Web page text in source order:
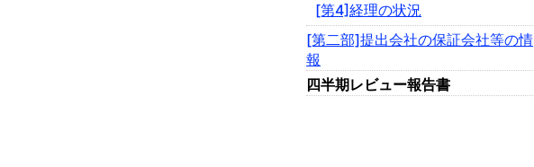
[第4]経理の状況
[第二部]提出会社の保証会社等の情
報
四半期レビュー報告書